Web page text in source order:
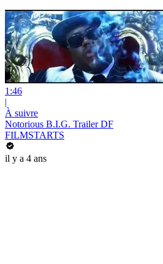
1:46
|
À suivre
Notorious B.I.G. Trailer DF
FILMSTARTS
il y a 4 ans